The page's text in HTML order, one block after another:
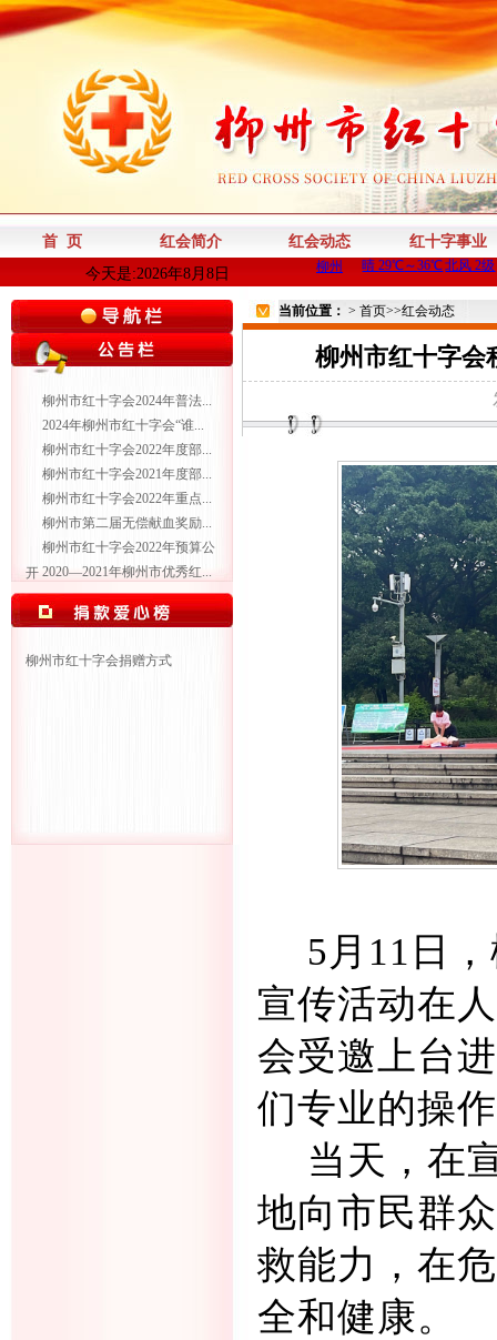
首 页 红会简介 红会动态
红十字事业
今天是:2026年8月8日
柳州市红十字会2024年普法...
2024年柳州市红十字会“谁...
柳州市红十字会2022年度部...
柳州市红十字会2021年度部...
柳州市红十字会2022年重点...
柳州市第二届无偿献血奖励...
柳州市红十字会2022年预算公
开 2020—2021年柳州市优秀红...
柳州市红十字会捐赠方式
当前位置： > 首页>>红会动态
柳州市红十字会
5月11日
宣传活动在
会受邀上台
们专业的操
当天，在
地向市民群
救能力，在
全和健康。